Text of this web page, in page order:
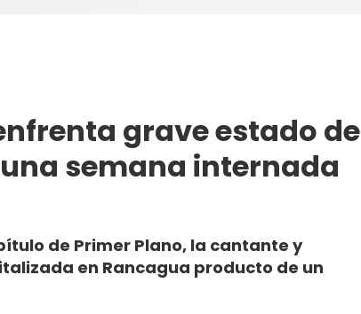
grave estado de
semana internada
de Primer Plano, la cantante y
en Rancagua producto de un